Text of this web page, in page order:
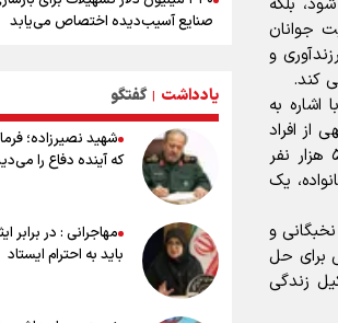
جوانان
و
کند.
به
از افراد
مجرد، فاقد همسر یا دارای وضعیت‌های مشابه، در حدود یک میلیون و ۵۰۰ هزار نفر
یک
و
برای حل
زندگی
به امروز اتفاقات بزرگی را رقم زدند
نشست استاندار فارس با خبرنگاران
صنایع آسیب‌دیده اختصاص می‌یابد
پایان سال
استقبال ۳ هزار جوان از کارگاه‌های
مهارت‌آموزی در ۲۵۰ شهرستان کشور
شوک بزرگ برای لیونل مسی!
سخنگوی سپاه: بازگشایی تنگۀ هرمز
پذیرش شروط ایران از سوی آمریکاست و
ارتباطی به مذاکرات ایران و عمان ندارد
علت نامگذاری ۱۷ مرداد به عنوان
چیست؟
ورود مواد آلاینده به منابع آب از
یادداشت | گفتگو
شهید نصیرزاده؛
که آینده دفاع را
مهاجرانی : در برابر
باید به احترام ایستاد